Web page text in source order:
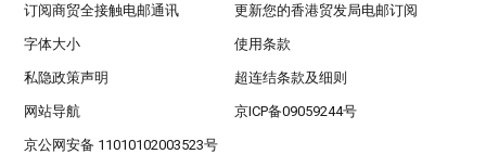
订阅商贸全接触电邮通讯 更新您的香港贸发局电邮订阅
字体大小 使用条款
私隐政策声明 超连结条款及细则
网站导航 京ICP备09059244号
京公网安备 11010102003523号